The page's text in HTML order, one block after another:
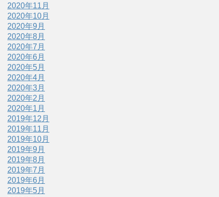
2020年11月
2020年10月
2020年9月
2020年8月
2020年7月
2020年6月
2020年5月
2020年4月
2020年3月
2020年2月
2020年1月
2019年12月
2019年11月
2019年10月
2019年9月
2019年8月
2019年7月
2019年6月
2019年5月